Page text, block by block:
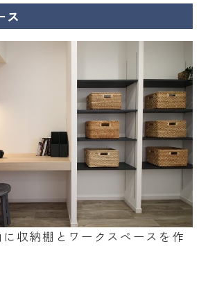
ス
に収納棚とワークスペースを作